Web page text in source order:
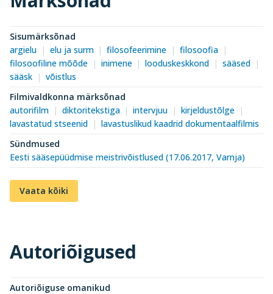
Sisumärksõnad
argielu
elu ja surm filosofeerimine
filosoofia
filosoofiline mõõde
inimene looduskeskkond
sääsed
sääsk
võistlus
Filmivaldkonna märksõnad
autorifilm
diktoritekstiga intervjuu
kirjeldustõlge
lavastatud stseenid
lavastuslikud kaadrid dokumentaalfilmis
Sündmused
Eesti sääsepüüdmise meistrivõistlused (17.06.2017, Varnja)
Vaata kõiki
Autoriõigused
Autoriõiguse omanikud